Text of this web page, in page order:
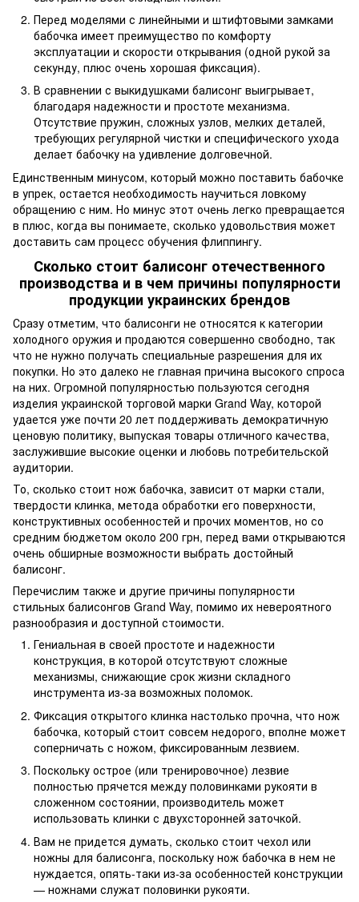
Перед моделями с линейными и штифтовыми замками
бабочка имеет преимущество по комфорту
эксплуатации и скорости открывания (одной рукой за
секунду, плюс очень хорошая фиксация).
В сравнении с выкидушками балисонг выигрывает,
благодаря надежности и простоте механизма.
Отсутствие пружин, сложных узлов, мелких деталей,
требующих регулярной чистки и специфического ухода
делает бабочку на удивление долговечной.
Единственным минусом, который можно поставить бабочке
в упрек, остается необходимость научиться ловкому
обращению с ним. Но минус этот очень легко превращается
в плюс, когда вы понимаете, сколько удовольствия может
доставить сам процесс обучения флиппингу.
Сколько стоит балисонг отечественного
производства и в чем причины популярности
продукции украинских брендов
Сразу отметим, что балисонги не относятся к категории
холодного оружия и продаются совершенно свободно, так
что не нужно получать специальные разрешения для их
покупки. Но это далеко не главная причина высокого спроса
на них. Огромной популярностью пользуются сегодня
изделия украинской торговой марки Grand Way, которой
удается уже почти 20 лет поддерживать демократичную
ценовую политику, выпуская товары отличного качества,
заслужившие высокие оценки и любовь потребительской
аудитории.
То, сколько стоит нож бабочка, зависит от марки стали,
твердости клинка, метода обработки его поверхности,
конструктивных особенностей и прочих моментов, но со
средним бюджетом около 200 грн, перед вами открываются
очень обширные возможности выбрать достойный
балисонг.
Перечислим также и другие причины популярности
стильных балисонгов Grand Way, помимо их невероятного
разнообразия и доступной стоимости.
Гениальная в своей простоте и надежности
конструкция, в которой отсутствуют сложные
механизмы, снижающие срок жизни складного
инструмента из-за возможных поломок.
Фиксация открытого клинка настолько прочна, что нож
бабочка, который стоит совсем недорого, вполне может
соперничать с ножом, фиксированным лезвием.
Поскольку острое (или тренировочное) лезвие
полностью прячется между половинками рукояти в
сложенном состоянии, производитель может
использовать клинки с двухсторонней заточкой.
Вам не придется думать, сколько стоит чехол или
ножны для балисонга, поскольку нож бабочка в нем не
нуждается, опять-таки из-за особенностей конструкции
— ножнами служат половинки рукояти.